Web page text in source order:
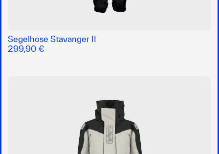
Segelhose Stavanger II
299,90 €